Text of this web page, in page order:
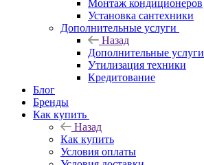
Монтаж кондиционеров
Установка сантехники
Дополнительные услуги
Назад
Дополнительные услуги
Утилизация техники
Кредитование
Блог
Бренды
Как купить
Назад
Как купить
Условия оплаты